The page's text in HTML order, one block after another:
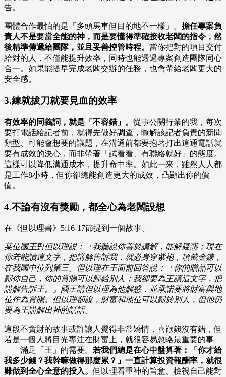
告。
團體合作最怕的是「多頭馬車但目的地不一樣」。 擔任專案負
責人不是要當全能的神，而是要懂得準確接收老闆的指令，然
後精準傳遞給團隊，並且妥善控管時程。 當你把對的項目交付
給對的人，不僅能提升效率，同時也能透過專案創造團隊同心
合一。如果能提早完成老闆交辦的任務，也會帶給老闆更大的
安全感。
3.練就拔刀就要見血的效率
有效率的同義詞，就是「不容錯」。 從事公關行業的我，每次
要打電話給記者前，就得先做好調查，瞭解該記者負責的新聞
類型、可能會想要的議題，在溝通前都要抱著打出這通電話就
要有成效的決心，而非帶著「試看看、有聯絡就好」的態度。
這樣可以降低溝通成本，提升命中率。如此一來，雖然人人都
是工作8小時，但你卻總能創造更大的成效，凸顯出你的價
值。
4.不論有沒有獎勵，都全心為老闆設想
在《但以理書》5:16-17節提到一個故事。
某位國王對但以理説：「我聽說你善於講解，能解疑惑；現在
你若能讀這文字，把講解告訴我，就必身穿紫袍，項戴金鍊，
在我國中位列第三。但以理在王面前回答說：「你的贈品可以
歸你自己，你的賞賜可以歸給別人；我卻要為王讀這文字，把
講解告訴王。」國王請但以理為他解惑，並承諾要將財富與地
位作為賞賜。但以理卻說，財富和地位可以歸於別人，但他仍
要為王講解出神的話語。
這段不貪財的故事或許讓人覺得非常矯情，喜歡錢沒有錯，但
若是一個人將目光專注在財富上，就很容易忽略最重要的事
——滿足「王」的需要。 若我們總是在心中盤算著：「你才給
我多少錢？我幹嘛做得那麼累？」一直計算投資報酬率，就很
難做到全心全意的投入。但以理看重神的旨意、檢視自己能對